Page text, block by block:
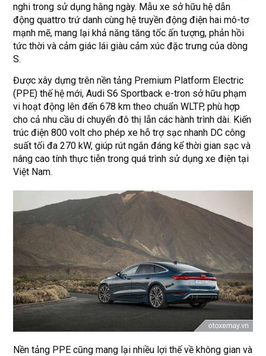
nghi trong sử dụng hằng ngày. Mẫu xe sở hữu hệ dẫn
động quattro trứ danh cùng hệ truyền động điện hai mô-tơ
mạnh mẽ, mang lại khả năng tăng tốc ấn tượng, phản hồi
tức thời và cảm giác lái giàu cảm xúc đặc trưng của dòng
S.
Được xây dựng trên nền tảng Premium Platform Electric
(PPE) thế hệ mới, Audi S6 Sportback e-tron sở hữu phạm
vi hoạt động lên đến 678 km theo chuẩn WLTP, phù hợp
cho cả nhu cầu di chuyển đô thị lẫn các hành trình dài. Kiến
trúc điện 800 volt cho phép xe hỗ trợ sạc nhanh DC công
suất tối đa 270 kW, giúp rút ngắn đáng kể thời gian sạc và
nâng cao tính thực tiễn trong quá trình sử dụng xe điện tại
Việt Nam.
Nền tảng PPE cũng mang lại nhiều lợi thế về không gian và